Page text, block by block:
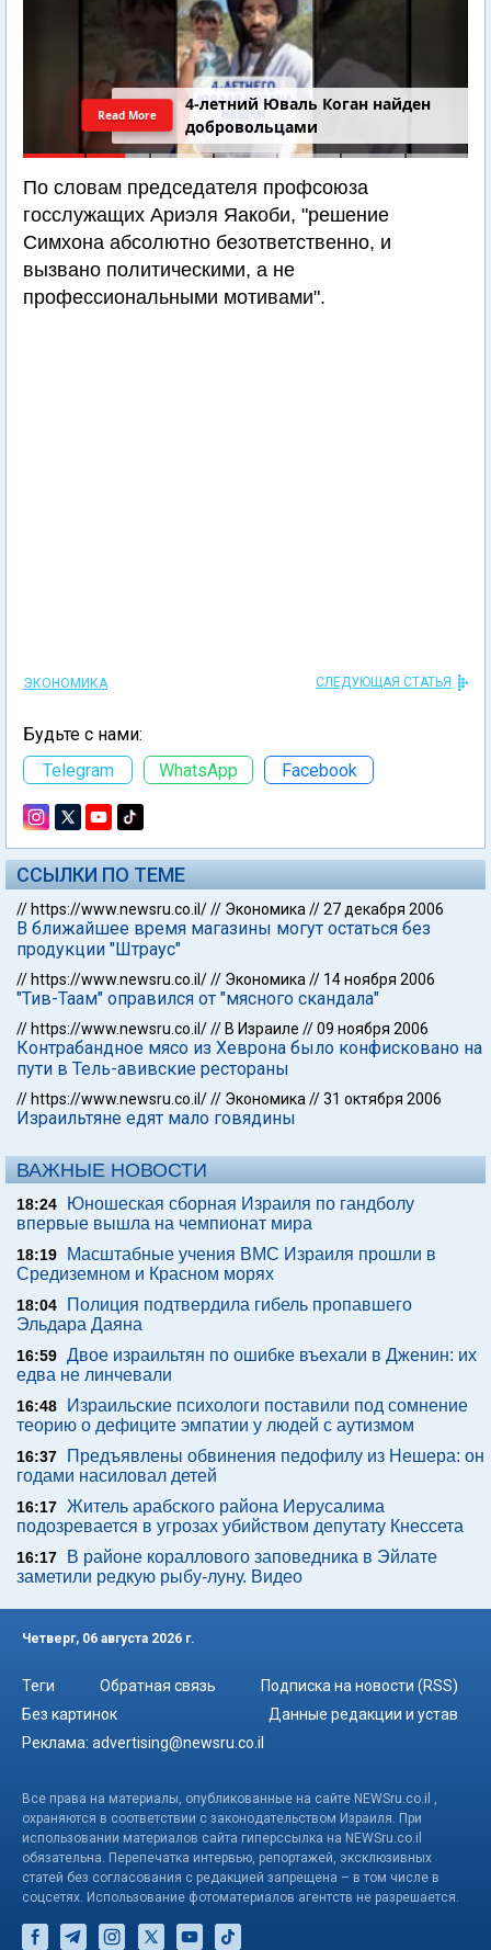
4-летний Юваль Коган найден
добровольцами
Read More
По словам председателя профсоюза
госслужащих Ариэля Яакоби, "решение
Симхона абсолютно безответственно, и
вызвано политическими, а не
профессиональными мотивами".
ЭКОНОМИКА СЛЕДУЮЩАЯ СТАТЬЯ
Будьте с нами:
Telegram
WhatsApp Facebook
ССЫЛКИ ПО ТЕМЕ
// https://www.newsru.co.il/// Экономика //27 декабря 2006
В ближайшее время магазины могут остаться без
продукции "Штраус"
// https://www.newsru.co.il/// Экономика // 14 ноября 2006
"Тив-Таам" оправился от "мясного скандала"
// https://www.newsru.co.il/// В Израиле //09 ноября 2006
Контрабандное мясо из Хеврона было конфисковано на
пути в Тель-авивские рестораны
// https://www.newsru.co.il/// Экономика //31 октября 2006
Израильтяне едят мало говядины
ВАЖНЫЕ НОВОСТИ
18:24
Юношеская сборная Израиля по гандболу
впервые вышла на чемпионат мира
18:19
Масштабные учения ВМС Израиля прошли в
Средиземном и Красном морях
18:04
Полиция подтвердила гибель пропавшего
Эльдара Даяна
16:59 Двое израильтян по ошибке въехали в Дженин: их
едва не линчевали
16:48
Израильские психологи поставили под сомнение
теорию о дефиците эмпатии у людей с аутизмом
16:37
Предъявлены обвинения педофилу из Нешера: он
годами насиловал детей
16:17 Житель арабского района Иерусалима
подозревается в угрозах убийством депутату Кнессета
16:17
В районе кораллового заповедника в Эйлате
заметили редкую рыбу-луну. Видео
Четверг, 06 августа 2026 г.
Теги Обратная связь
Подписка на новости (RSS)
Без картинок
Данные редакции и устав
Реклама: advertising@newsru.co.il
Все права на материалы, опубликованные на сайте NEWSru.co.il ,
охраняются в соответствии с законодательством Израиля. При
использовании материалов сайта гиперссылка на NEWSru.co.il
обязательна. Перепечатка интервью, репортажей, эксклюзивных
статей без согласования с редакцией запрещена – в том числе в
соцсетях. Использование фотоматериалов агентств не разрешается.